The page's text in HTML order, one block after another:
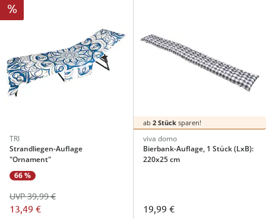
%
TRI
Strandliegen-Auflage
"Ornament"
66 %
13,49 €
UVP 39,99 €
ab 2 Stücksparen!
viva domo
Bierbank-Auflage, 1 Stück (LxB):
220x25 cm
19,99 €